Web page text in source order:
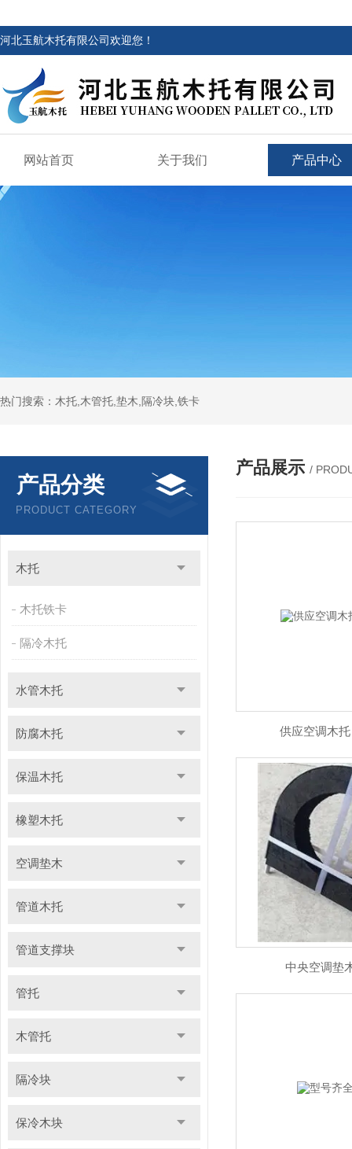
河北玉航木托有限公司欢迎您！
网站首页 关于我们 产品中心
热门搜索：木托,木管托,垫木,隔冷块,铁卡
产品分类
PRODUCT CATEGORY
木托
木托铁卡
隔冷木托
水管木托
防腐木托
保温木托
橡塑木托
空调垫木
管道木托
管道支撑块
管托
木管托
隔冷块
保冷木块
产品展示 /
供应空调木
中央空调垫